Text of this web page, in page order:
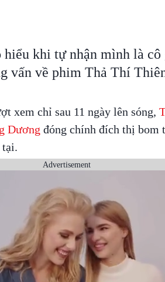
khi tự nhận mình là cô
vấn về phim Thả Thí
xem chỉ sau 11 ngày lên sóng,
Dương đóng chính đích thị bom
Advertisement